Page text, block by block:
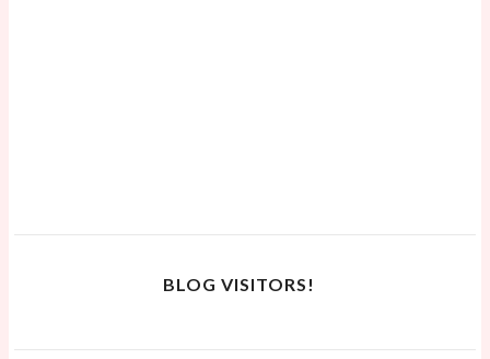
BLOG VISITORS!